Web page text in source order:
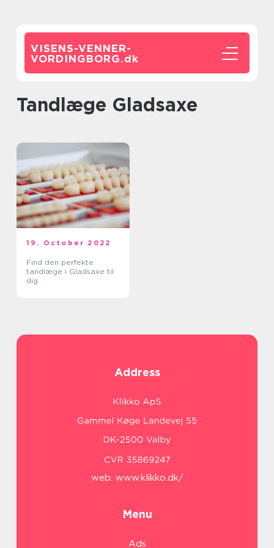
VISENS-VENNER-
VORDINGBORG.dk
tandlæge Gladsaxe
19. October 2022
Find den perfekte
tandlæge i Gladsaxe til
dig
Address
web: www.klikko.dk/
Menu
Ads